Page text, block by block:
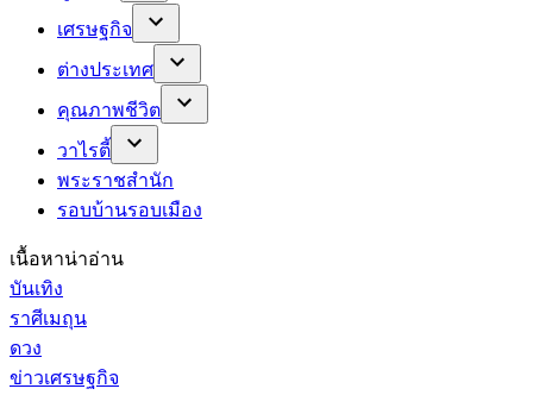
เศรษฐกิจ
ต่างประเทศ
คุณภาพชีวิต
วาไรตี้
พระราชสำนัก
รอบบ้านรอบเมือง
เนื้อหาน่าอ่าน
บันเทิง
ราศีเมถุน
ดวง
ข่าวเศรษฐกิจ